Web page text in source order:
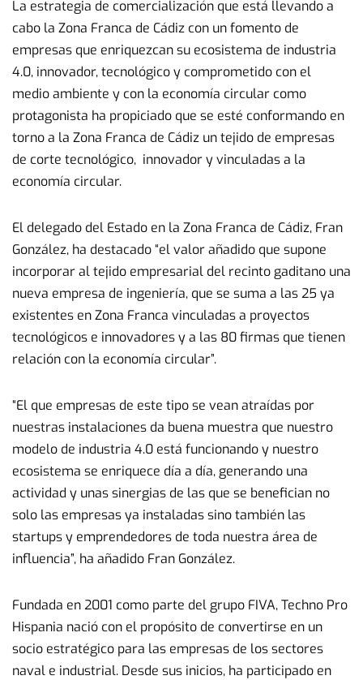
La estrategia de comercialización que está llevando a
cabo la Zona Franca de Cádiz con un fomento de
empresas que enriquezcan su ecosistema de industria
4.0, innovador, tecnológico y comprometido con el
medio ambiente y con la economía circular como
protagonista ha propiciado que se esté conformando en
torno a la Zona Franca de Cádiz un tejido de empresas
de corte tecnológico, innovador y vinculadas a la
economía circular.
El delegado del Estado en la Zona Franca de Cádiz, Fran
González, ha destacado “el valor añadido que supone
incorporar al tejido empresarial del recinto gaditano una
nueva empresa de ingeniería, que se suma a las 25 ya
existentes en Zona Franca vinculadas a proyectos
tecnológicos e innovadores y a las 80 firmas que tienen
relación con la economía circular”.
“El que empresas de este tipo se vean atraídas por
nuestras instalaciones da buena muestra que nuestro
modelo de industria 4.0 está funcionando y nuestro
ecosistema se enriquece día a día, generando una
actividad y unas sinergias de las que se benefician no
solo las empresas ya instaladas sino también las
startups y emprendedores de toda nuestra área de
influencia”, ha añadido Fran González.
Fundada en 2001 como parte del grupo FIVA, Techno Pro
Hispania nació con el propósito de convertirse en un
socio estratégico para las empresas de los sectores
naval e industrial. Desde sus inicios, ha participado en